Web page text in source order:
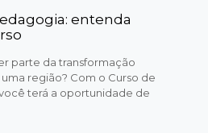
entenda
parte da transformação
região? Com o Curso de
terá a oportunidade de